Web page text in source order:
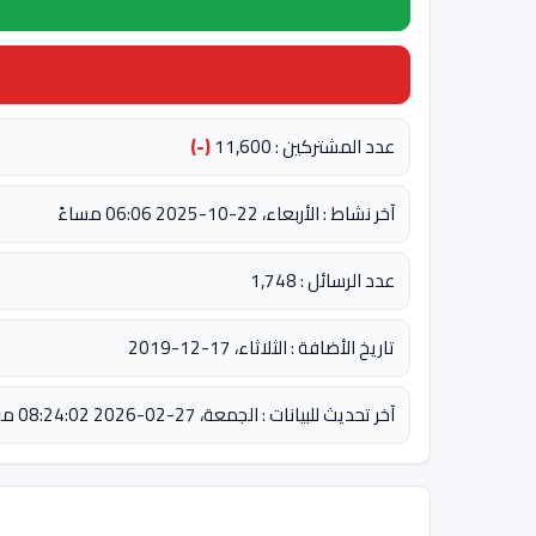
عدد المشتركين : 11,600
(-)
آخر نشاط : الأربعاء، 22-10-2025 06:06 مساءً
عدد الرسائل : 1,748
تاريخ الأضافة : الثلاثاء، 17-12-2019
آخر تحديث للبيانات : الجمعة، 27-02-2026 08:24:02 مساءً